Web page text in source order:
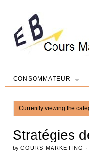
CONSOMMATEUR
Currently viewing the
Stratégies
by COURS MARKETING ·